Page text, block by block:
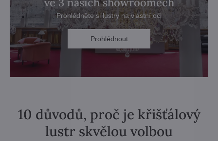
Prohlédněte si lustry na vlastní oči
Prohlédnout
10 důvodů, proč je křišťálový
lustr skvělou volbou